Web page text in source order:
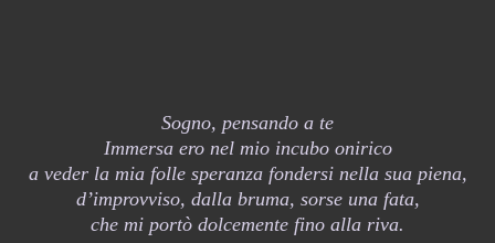
Sogno, pensando a te
Immersa ero nel mio incubo onirico
a veder la mia folle speranza fondersi nella sua piena,
d’improvviso, dalla bruma, sorse una fata,
che mi portò dolcemente fino alla riva.